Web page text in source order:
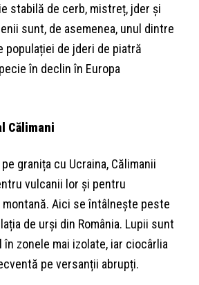
stabilă de cerb, mistreț, jder și
sunt, de asemenea, unul dintre
populației de jderi de piatră
în declin în Europa
Călimani
granița cu Ucraina, Călimanii
vulcanii lor și pentru
Aici se întâlnește peste
de urși din România. Lupii sunt
zonele mai izolate, iar ciocârlia
pe versanții abrupți.